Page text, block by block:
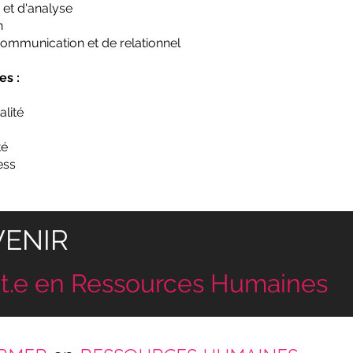
d'analyse
et de relationnel
:
en Ressources Humaines